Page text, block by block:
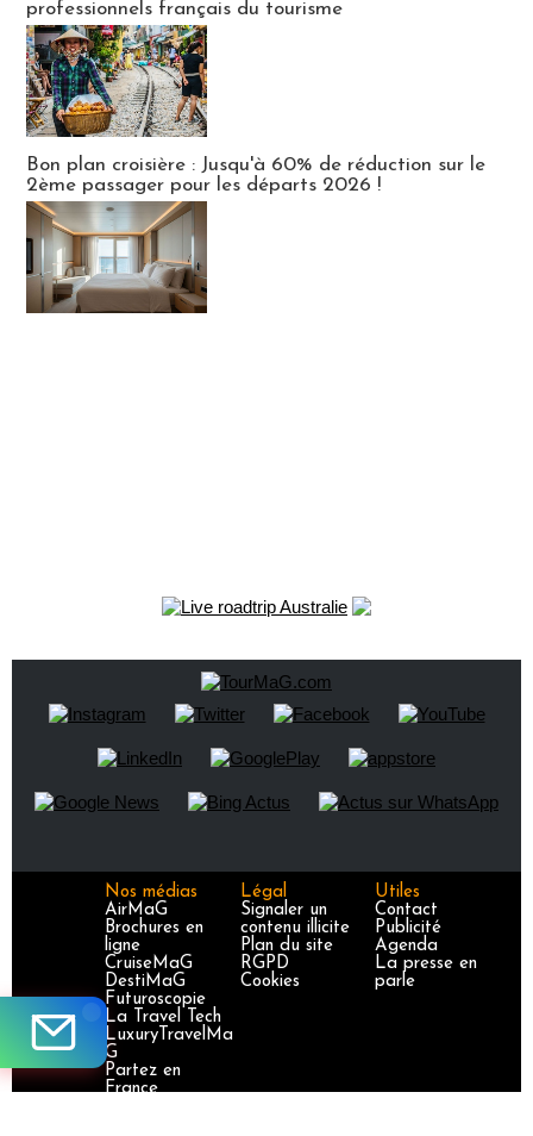
professionnels français du tourisme
Bon plan croisière : Jusqu'à 60% de réduction sur le
2ème passager pour les départs 2026 !
Nos médias
AirMaG
Brochures en
ligne
CruiseMaG
DestiMaG
Futuroscopie
La Travel Tech
LuxuryTravelMa
G
Partez en
France
Légal
Signaler un
contenu illicite
Plan du site
RGPD
Cookies
Utiles
Contact
Publicité
Agenda
La presse en
parle